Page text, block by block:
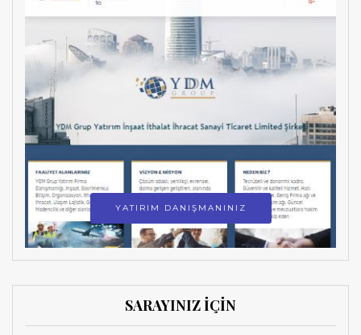
YATIRIM DANIŞMANINIZ
SARAYINIZ İÇİN